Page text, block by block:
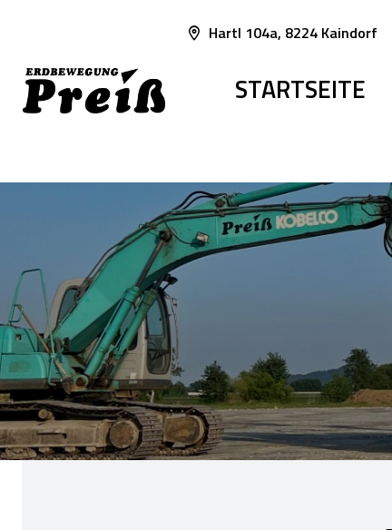
Hartl 104a, 8224 Kaindorf
STARTSEITE